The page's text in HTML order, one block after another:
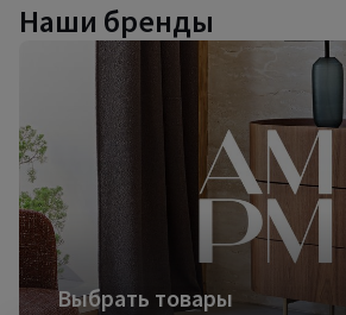
Наши бренды
Выбрать товары